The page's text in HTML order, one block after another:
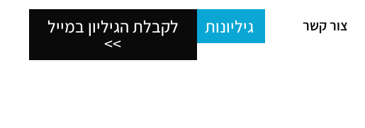
צור קשר גיליונות לקבלת הגיליון במייל
>>